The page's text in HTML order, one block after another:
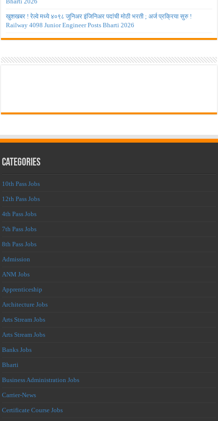
खुशखबर ! रेल्वे मध्ये ४०९८ जुनिअर इंजिनिअर पदांची मोठी भरती ; अर्ज प्रक्रिया सुरु !
Railway 4098 Junior Engineer Posts Bharti 2026
Categories
10th Pass Jobs
12th Pass Jobs
4th Pass Jobs
7th Pass Jobs
8th Pass Jobs
Admission
ANM Jobs
Apprenticeship
Architecture Jobs
Arts Stream Jobs
Arts Stream Jobs
Banks Jobs
Bharti
Business Administration Jobs
Carrier-News
Certificate Course Jobs